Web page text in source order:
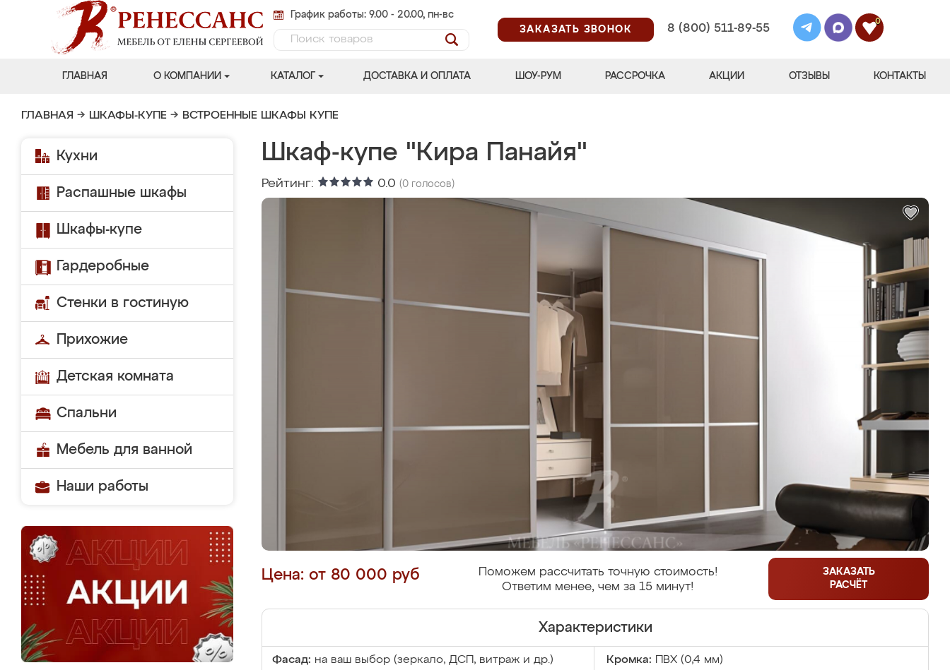
График работы: 9.00 - 20.00, пн-вс
ЗАКАЗАТЬ ЗВОНОК
8 (800) 511-89-55
0
ГЛАВНАЯ О КОМПАНИИ КАТАЛОГ ДОСТАВКА И ОПЛАТА ШОУ-РУМ РАССРОЧКА АКЦИИ ОТЗЫВЫ КОНТАКТЫ
ГЛАВНАЯ → ШКАФЫ-КУПЕ → ВСТРОЕННЫЕ ШКАФЫ КУПЕ
Кухни
Распашные шкафы
Шкафы-купе
Гардеробные
Стенки в гостиную
Прихожие
Детская комната
Спальни
Мебель для ванной
Наши работы
Шкаф-купе "Кира Панайя"
Рейтинг: 0.0 (0 голосов)
Цена: от 80 000 руб
Поможем рассчитать точную стоимость!
Ответим менее, чем за 15 минут!
ЗАКАЗАТЬ
РАСЧЁТ
Характеристики
Фасад: на ваш выбор (зеркало, ДСП, витраж и др.) Кромка: ПВХ (0,4 мм)